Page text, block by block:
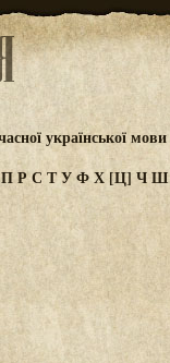
української мови
ПРС ТУФХ[Ц] ЧШ